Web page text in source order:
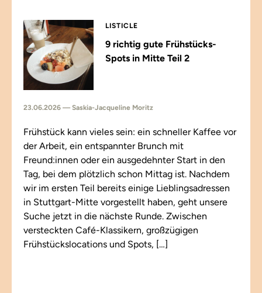
LISTICLE
9 richtig gute Frühstücks-
Spots in Mitte Teil 2
23.06.2026 — Saskia-Jacqueline Moritz
Frühstück kann vieles sein: ein schneller Kaffee vor
der Arbeit, ein entspannter Brunch mit
Freund:innen oder ein ausgedehnter Start in den
Tag, bei dem plötzlich schon Mittag ist. Nachdem
wir im ersten Teil bereits einige Lieblingsadressen
in Stuttgart-Mitte vorgestellt haben, geht unsere
Suche jetzt in die nächste Runde. Zwischen
versteckten Café-Klassikern, großzügigen
Frühstückslocations und Spots, […]